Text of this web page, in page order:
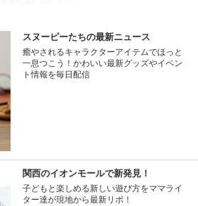
スヌーピーたちの最新ニュース
癒やされるキャラクターアイテムでほっと
一息つこう！かわいい最新グッズやイベン
ト情報を毎日配信
関西のイオンモールで新発見！
子どもと楽しめる新しい遊び方をママライ
ター達が現地から最新リポ！